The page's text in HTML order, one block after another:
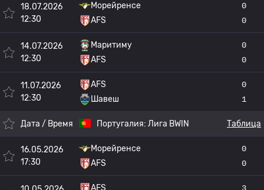
18.07.2026
12:30
Морейренсе
AFS
0
0
14.07.2026
12:30
Маритиму
AFS
0
0
11.07.2026
12:30
AFS
Шавеш
0
1
Дата / Время Португалия: Лига BWIN Таблица
16.05.2026
17:30
Морейренсе
AFS
0
0
AFS
3